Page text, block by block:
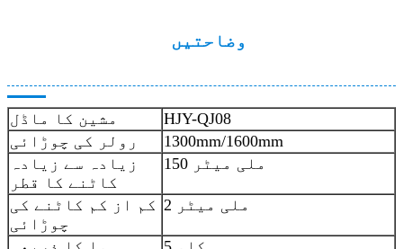
وضاحتیں
مشین کا ماڈل
HJY-QJ08
رولر کی چوڑائی
1300mm/1600mm
زیادہ سے زیادہ
کاٹنے کا قطر
150 ملی میٹر
کم از کم کاٹنے کی
چوڑائی
2 ملی میٹر